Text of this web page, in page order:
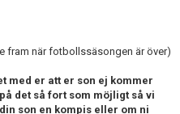
fram när fotbollssäsongen är över)
med er att er son ej kommer
det så fort som möjligt så vi
son en kompis eller om ni